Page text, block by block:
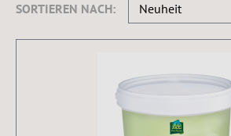
SORTIEREN NACH: